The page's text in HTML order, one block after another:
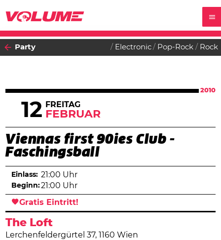
Party Electronic Pop-Rock Rock
2010
12 FREITAG
FEBRUAR
Viennas first 90ies Club -
Faschingsball
The Loft
Lerchenfeldergürtel 37, 1160 Wien
Einlass: 21:00 Uhr
Beginn:21:00 Uhr
Gratis Eintritt!